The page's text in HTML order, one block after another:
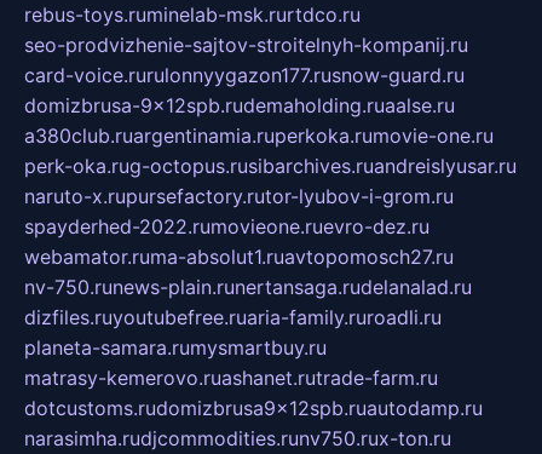
rebus-toys.ruminelab-msk.rurtdco.ru
seo-prodvizhenie-sajtov-stroitelnyh-kompanij.ru
card-voice.rurulonnyygazon177.rusnow-guard.ru
domizbrusa-9x12spb.rudemaholding.ruaalse.ru
a380club.ruargentinamia.ruperkoka.rumovie-one.ru
perk-oka.rug-octopus.rusibarchives.ruandreislyusar.ru
naruto-x.rupursefactory.rutor-lyubov-i-grom.ru
spayderhed-2022.rumovieone.ruevro-dez.ru
webamator.ruma-absolut1.ruavtopomosch27.ru
nv-750.runews-plain.runertansaga.rudelanalad.ru
dizfiles.ruyoutubefree.ruaria-family.ruroadli.ru
planeta-samara.rumysmartbuy.ru
matrasy-kemerovo.ruashanet.rutrade-farm.ru
dotcustoms.rudomizbrusa9x12spb.ruautodamp.ru
narasimha.rudjcommodities.runv750.rux-ton.ru